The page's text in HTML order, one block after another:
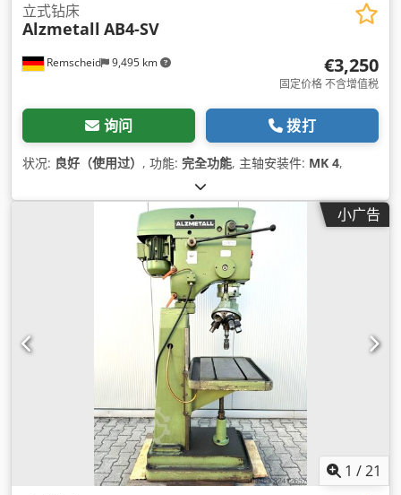
Remscheid 9,495 km
立式钻床
Alzmetall AB4-SV
€3,250
固定价格 不含增值税
询问 拨打
状况: 良好（使用过） , 功能: 完全功能, 主轴安装件: MK 4,
小广告
1 /21